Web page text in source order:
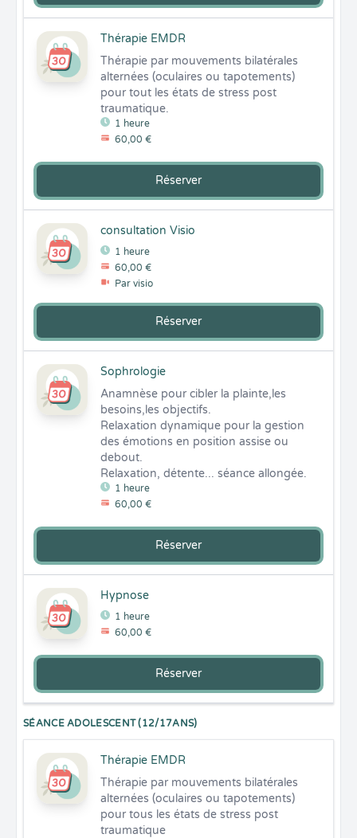
Thérapie EMDR
1 heure
60,00 €
Thérapie par mouvements bilatérales
alternées (oculaires ou tapotements)
pour tout les états de stress post
traumatique.
Réserver
consultation Visio
1 heure
60,00 €
Par visio
Réserver
Sophrologie
1 heure
60,00 €
Anamnèse pour cibler la plainte,les
besoins,les objectifs.
Relaxation dynamique pour la gestion
des émotions en position assise ou
debout.
Relaxation, détente... séance allongée.
Réserver
Hypnose
1 heure
60,00 €
Réserver
SÉANCE ADOLESCENT (12/17ANS)
Thérapie EMDR
Thérapie par mouvements bilatérales
alternées (oculaires ou tapotements)
pour tous les états de stress post
traumatique